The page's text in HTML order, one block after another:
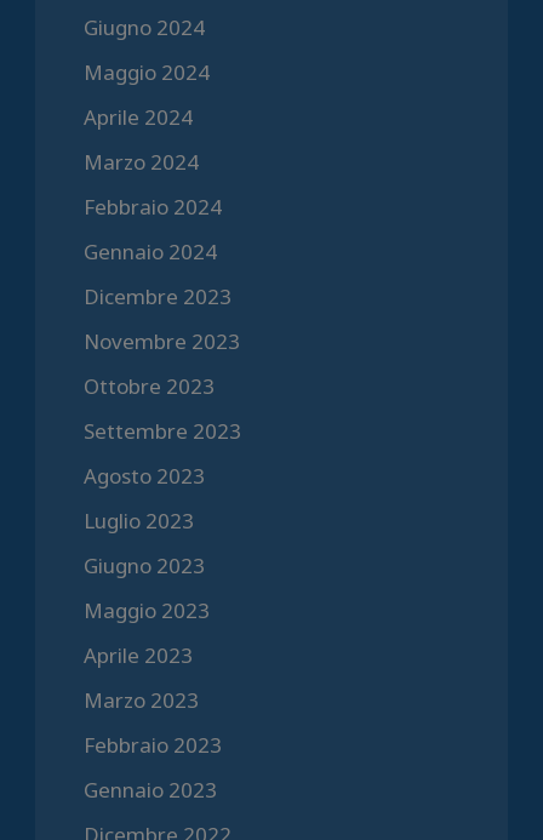
Giugno 2024
Maggio 2024
Aprile 2024
Marzo 2024
Febbraio 2024
Gennaio 2024
Dicembre 2023
Novembre 2023
Ottobre 2023
Settembre 2023
Agosto 2023
Luglio 2023
Giugno 2023
Maggio 2023
Aprile 2023
Marzo 2023
Febbraio 2023
Gennaio 2023
Dicembre 2022